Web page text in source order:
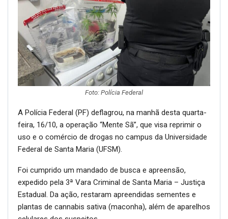
Foto: Polícia Federal
A Polícia Federal (PF) deflagrou, na manhã desta quarta-
feira, 16/10, a operação “Mente Sã”, que visa reprimir o
uso e o comércio de drogas no campus da Universidade
Federal de Santa Maria (UFSM).
Foi cumprido um mandado de busca e apreensão,
expedido pela 3ª Vara Criminal de Santa Maria – Justiça
Estadual. Da ação, restaram apreendidas sementes e
plantas de cannabis sativa (maconha), além de aparelhos